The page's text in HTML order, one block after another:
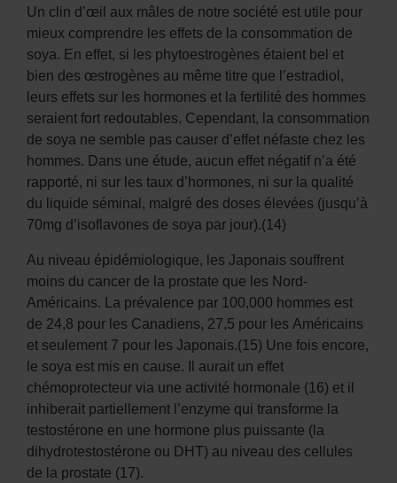
Un clin d’œil aux mâles de notre société est utile pour
mieux comprendre les effets de la consommation de
soya. En effet, si les phytoestrogènes étaient bel et
bien des œstrogènes au même titre que l’estradiol,
leurs effets sur les hormones et la fertilité des hommes
seraient fort redoutables. Cependant, la consommation
de soya ne semble pas causer d’effet néfaste chez les
hommes. Dans une étude, aucun effet négatif n’a été
rapporté, ni sur les taux d’hormones, ni sur la qualité
du liquide séminal, malgré des doses élevées (jusqu’à
70mg d’isoflavones de soya par jour).(14)
Au niveau épidémiologique, les Japonais souffrent
moins du cancer de la prostate que les Nord-
Américains. La prévalence par 100,000 hommes est
de 24,8 pour les Canadiens, 27,5 pour les Américains
et seulement 7 pour les Japonais.(15) Une fois encore,
le soya est mis en cause. Il aurait un effet
chémoprotecteur via une activité hormonale (16) et il
inhiberait partiellement l’enzyme qui transforme la
testostérone en une hormone plus puissante (la
dihydrotestostérone ou DHT) au niveau des cellules
de la prostate (17).